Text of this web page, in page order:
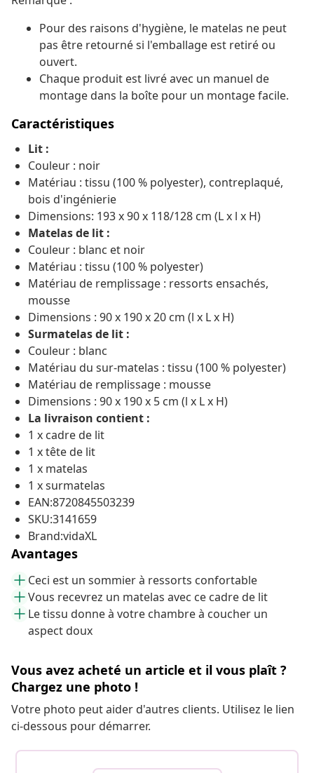
Pour des raisons d'hygiène, le matelas ne peut
pas être retourné si l'emballage est retiré ou
ouvert.
Chaque produit est livré avec un manuel de
montage dans la boîte pour un montage facile.
Caractéristiques
Lit :
Couleur : noir
Matériau : tissu (100 % polyester), contreplaqué,
bois d'ingénierie
Dimensions: 193 x 90 x 118/128 cm (L x l x H)
Matelas de lit :
Couleur : blanc et noir
Matériau : tissu (100 % polyester)
Matériau de remplissage : ressorts ensachés,
mousse
Dimensions : 90 x 190 x 20 cm (l x L x H)
Surmatelas de lit :
Couleur : blanc
Matériau du sur-matelas : tissu (100 % polyester)
Matériau de remplissage : mousse
Dimensions : 90 x 190 x 5 cm (l x L x H)
La livraison contient :
1 x cadre de lit
1 x tête de lit
1 x matelas
1 x surmatelas
EAN:8720845503239
SKU:3141659
Brand:vidaXL
Avantages
Ceci est un sommier à ressorts confortable
Vous recevrez un matelas avec ce cadre de lit
Le tissu donne à votre chambre à coucher un
aspect doux
Vous avez acheté un article et il vous plaît ?
Chargez une photo !
Votre photo peut aider d'autres clients. Utilisez le lien
ci-dessous pour démarrer.